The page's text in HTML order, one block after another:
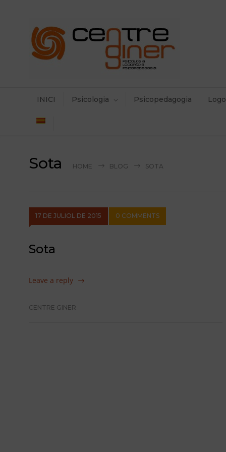
INICI Psicologia Psicopedagogia
Sota HOME BLOG SOTA
17 DE JULIOL DE 2015 0 COMMENTS
Sota
Leave a reply
CENTRE GINER